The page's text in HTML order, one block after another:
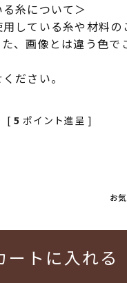
糸について＞
している糸や材料の
、画像とは違う色で
ださい。
[ 5 ポイント進呈 ]
お
ートに入れる